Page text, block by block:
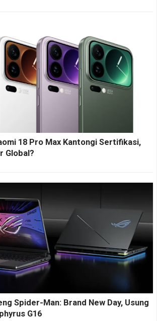
18 Pro Max Kantongi Sertifikasi,
Global?
Spider-Man: Brand New Day, Usung
G16